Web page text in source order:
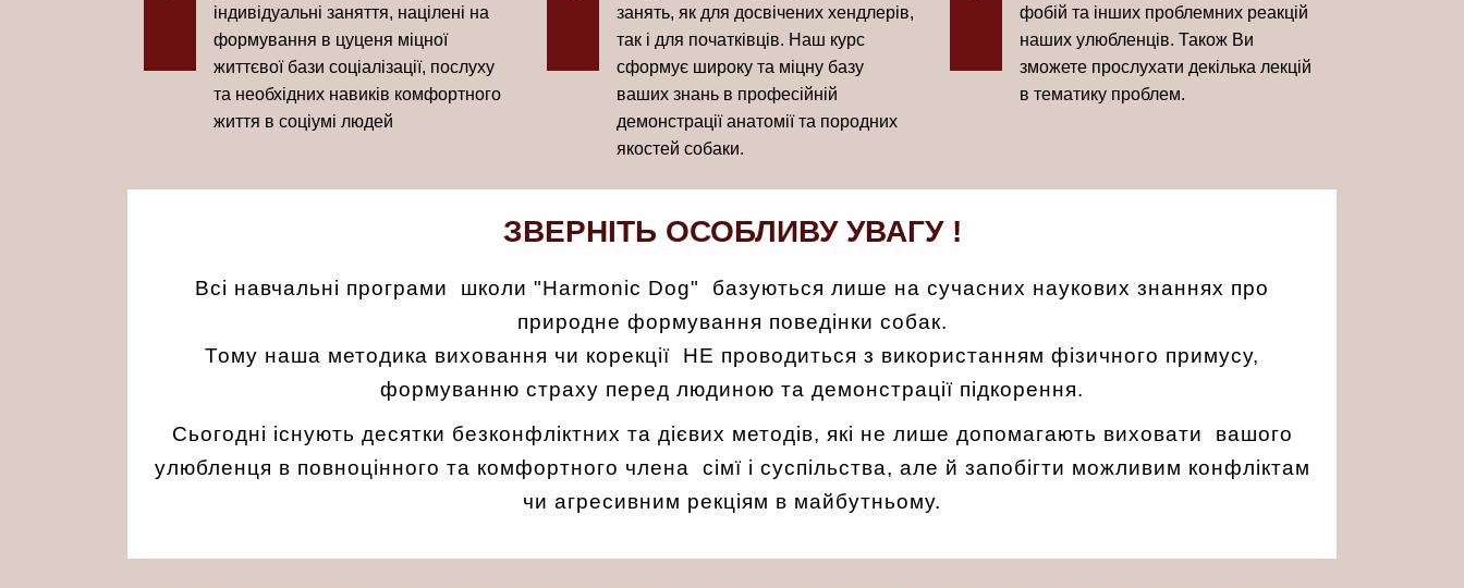
індивідуальні заняття, націлені на
формування в цуценя міцної
життєвої бази соціалізації, послуху
та необхідних навиків комфортного
життя в соціумі людей
занять, як для досвічених хендлерів,
так і для початківців. Наш курс
сформує широку та міцну базу
ваших знань в професійній
демонстрації анатомії та породних
якостей собаки.
фобій та інших проблемних реакцій
наших улюбленців. Також Ви
зможете прослухати декілька лекцій
в тематику проблем.
ЗВЕРНІТЬ ОСОБЛИВУ УВАГУ !
Всі навчальні програми школи "Harmonic Dog" базуються лише на сучасних наукових знаннях про
природне формування поведінки собак.
Тому наша методика виховання чи корекції НЕ проводиться з використанням фізичного примусу,
формуванню страху перед людиною та демонстрації підкорення.
Сьогодні існують десятки безконфліктних та дієвих методів, які не лише допомагають виховати вашого
улюбленця в повноцінного та комфортного члена сімї і суспільства, але й запобігти можливим конфліктам
чи агресивним рекціям в майбутньому.